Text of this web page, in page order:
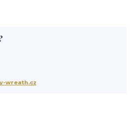
wreath.cz